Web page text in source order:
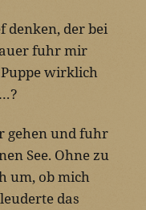
denken, der bei
fuhr mir
wirklich
gehen und fuhr
See. Ohne zu
um, ob mich
das